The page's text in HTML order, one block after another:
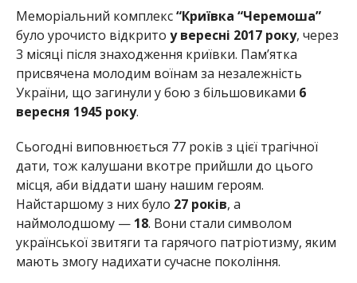
Меморіальний комплекс“Криївка “Черемоша”
було урочисто відкрито у вересні 2017 року, через
3 місяці після знаходження криївки. Пам’ятка
присвячена молодим воїнам за незалежність
України, що загинули у бою з більшовиками 6
вересня 1945 року.
Сьогодні виповнюється 77 років з цієї трагічної
дати, тож калушани вкотре прийшли до цього
місця, аби віддати шану нашим героям.
Найстаршому з них було 27 років, а
наймолодшому — 18. Вони стали символом
української звитяги та гарячого патріотизму, яким
мають змогу надихати сучасне покоління.